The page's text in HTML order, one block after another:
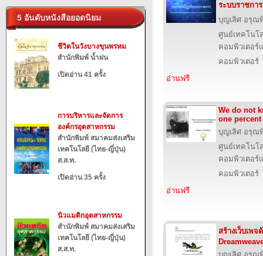
5 อันดับหนังสือยอดนิยม
ชีวิตในวังบางขุนพรหม
สำนักพิมพ์ น้ำฝน
เปิดอ่าน 41 ครั้ง
การบริหารและจัดการ
องค์กรอุตสาหกรรม
สำนักพิมพ์ สมาคมส่งเสริม
เทคโนโลยี (ไทย-ญี่ปุ่น)
ส.ส.ท.
เปิดอ่าน 35 ครั้ง
นิวแมติกอุตสาหกรรม
สำนักพิมพ์ สมาคมส่งเสริม
เทคโนโลยี (ไทย-ญี่ปุ่น)
ส.ส.ท.
ระบบราชการ
บุญเลิศ อรุณ
ศูนย์เทคโนโ
คอมพิวเตอร์
คอมพิวเตอร์
อ่านฟรี
We do not
one
บุญเลิศ อรุณ
ศูนย์เทคโนโ
คอมพิวเตอร์
คอมพิวเตอร์
อ่านฟรี
สร้างเว็บเพ